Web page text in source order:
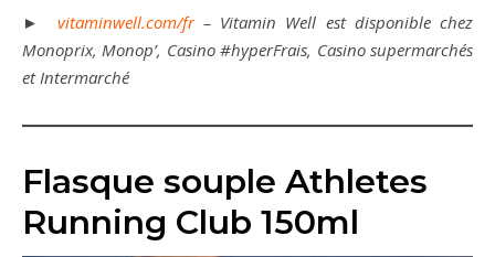
► vitaminwell.com/fr– Vitamin Well est disponible chez
Monoprix, Monop’, Casino #hyperFrais, Casino supermarchés
et Intermarché
Flasque souple Athletes
Running Club 150ml